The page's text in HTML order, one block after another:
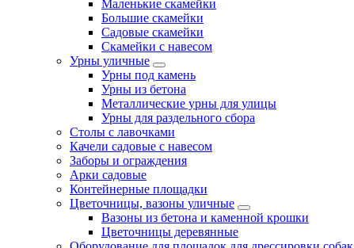
Маленькие скамейки
Большие скамейки
Садовые скамейки
Скамейки с навесом
Урны уличные
Урны под камень
Урны из бетона
Металлические урны для улицы
Урны для раздельного сбора
Столы с лавочками
Качели садовые с навесом
Заборы и ограждения
Арки садовые
Контейнерные площадки
Цветочницы, вазоны уличные
Вазоны из бетона и каменной крошки
Цветочницы деревянные